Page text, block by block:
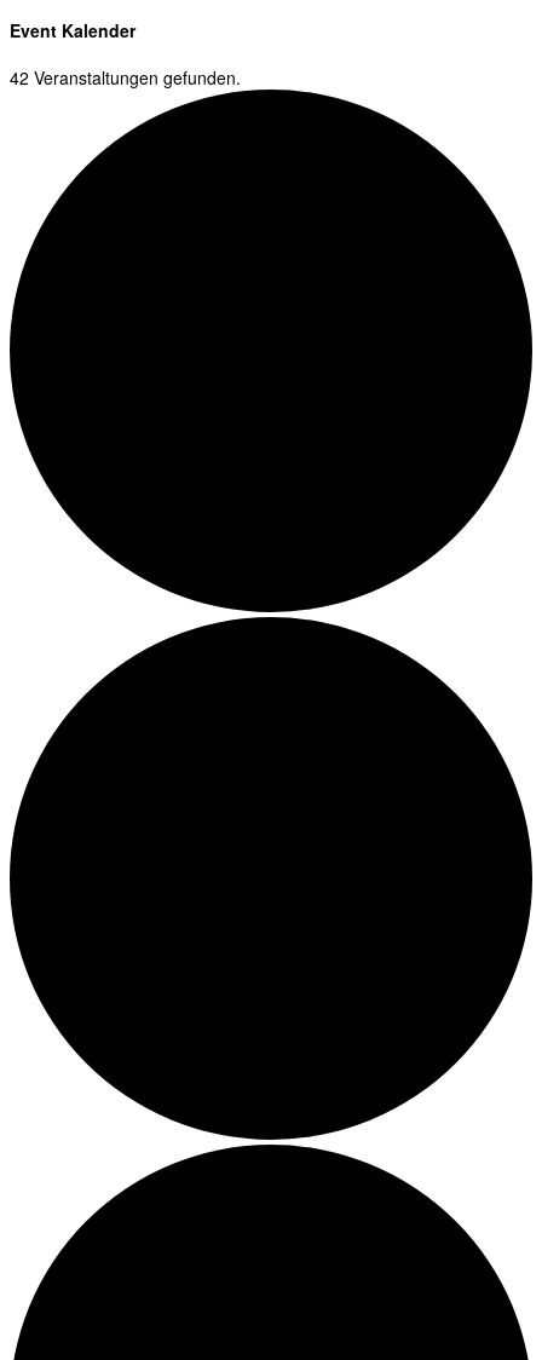
Event Kalender
42 Veranstaltungen gefunden.